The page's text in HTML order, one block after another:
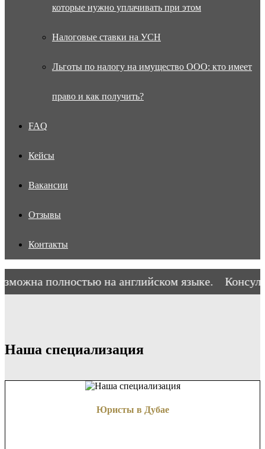
которые нужно уплачивать при этом
Налоговые ставки на УСН
Льготы по налогу на имущество ООО: кто имеет
право и как получить?
FAQ
Кейсы
Вакансии
Отзывы
Контакты
полностью на английском языке.
Наша специализация
Юристы в Дубае